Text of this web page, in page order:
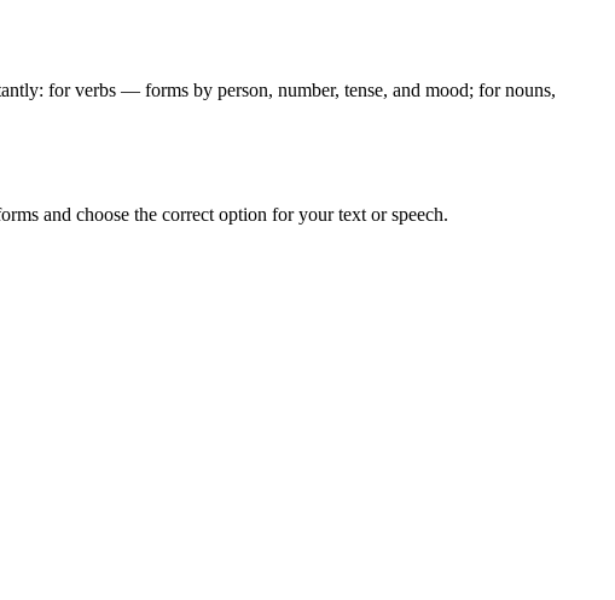
for verbs — forms by person, number, tense, and mood; for nouns,
and choose the correct option for your text or speech.